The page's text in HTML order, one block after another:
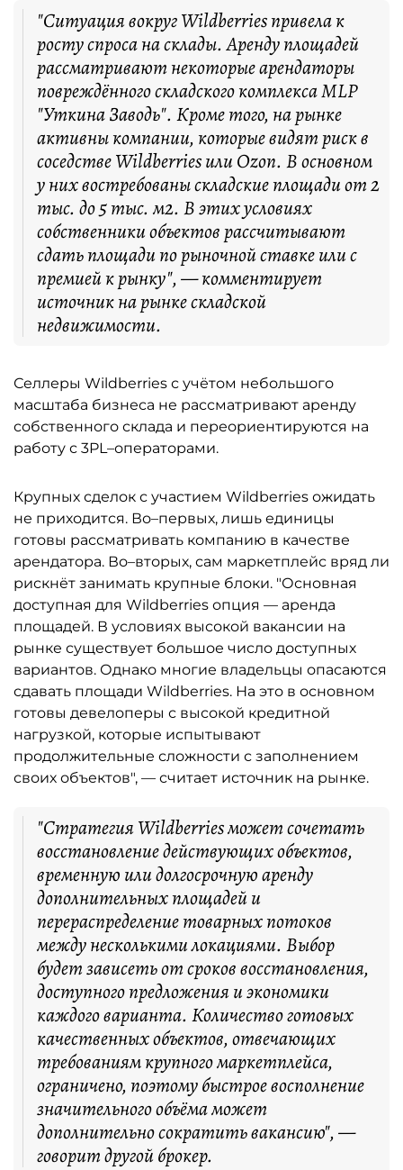
"Ситуация вокруг Wildberries привела к
росту спроса на склады. Аренду площадей
рассматривают некоторые арендаторы
повреждённого складского комплекса MLP
"Уткина Заводь". Кроме того, на рынке
активны компании, которые видят риск в
соседстве Wildberries или Ozon. В основном
у них востребованы складские площади от 2
тыс. до 5 тыс. м2. В этих условиях
собственники объектов рассчитывают
сдать площади по рыночной ставке или с
премией к рынку", — комментирует
источник на рынке складской
недвижимости.
Селлеры Wildberries с учётом небольшого
масштаба бизнеса не рассматривают аренду
собственного склада и переориентируются на
работу с 3PL–операторами.
Крупных сделок с участием Wildberries ожидать
не приходится. Во–первых, лишь единицы
готовы рассматривать компанию в качестве
арендатора. Во–вторых, сам маркетплейс вряд ли
рискнёт занимать крупные блоки. "Основная
доступная для Wildberries опция — аренда
площадей. В условиях высокой вакансии на
рынке существует большое число доступных
вариантов. Однако многие владельцы опасаются
сдавать площади Wildberries. На это в основном
готовы девелоперы с высокой кредитной
нагрузкой, которые испытывают
продолжительные сложности с заполнением
своих объектов", — считает источник на рынке.
"Стратегия Wildberries может сочетать
восстановление действующих объектов,
временную или долгосрочную аренду
дополнительных площадей и
перераспределение товарных потоков
между несколькими локациями. Выбор
будет зависеть от сроков восстановления,
доступного предложения и экономики
каждого варианта. Количество готовых
качественных объектов, отвечающих
требованиям крупного маркетплейса,
ограничено, поэтому быстрое восполнение
значительного объёма может
дополнительно сократить вакансию", —
говорит другой брокер.